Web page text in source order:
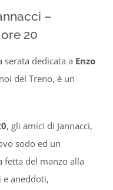
–
20
serata dedicata a Enzo
del Treno, è un
, gli amici di Jannacci,
sodo ed un
fetta del manzo alla
e aneddoti,